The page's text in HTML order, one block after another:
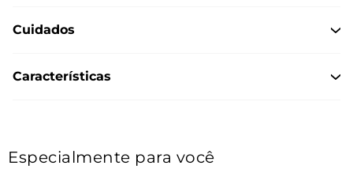
Cuidados
Características
Especialmente para você